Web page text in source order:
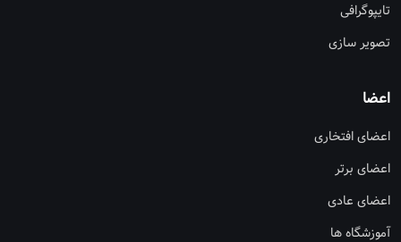
تایپوگرافی
تصویر سازی
اعضا
اعضای افتخاری
اعضای برتر
اعضای عادی
آموزشگاه ها